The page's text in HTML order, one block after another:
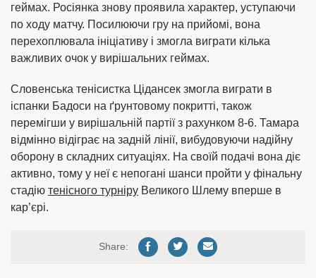
геймах. Росіянка знову проявила характер, уступаючи
по ходу матчу. Посилюючи гру на прийомі, вона
перехоплювала ініціативу і змогла виграти кілька
важливих очок у вирішальних геймах.
Словенська тенісистка Цідансек змогла виграти в
іспанки Бадоси на ґрунтовому покритті, також
перемігши у вирішальній партії з рахунком 8-6. Тамара
відмінно відіграє на задній лінії, вибудовуючи надійну
оборону в складних ситуаціях. На своїй подачі вона діє
активно, тому у неї є непогані шанси пройти у фінальну
стадію тенісного турніру Великого Шлему вперше в
кар’єрі.
Share: